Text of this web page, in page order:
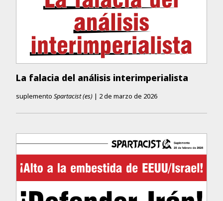
La falacia del análisis interimperialista
suplemento Spartacist (es) | 2 de marzo de 2026